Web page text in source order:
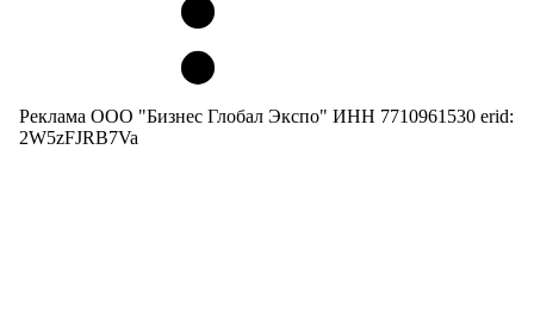
Реклама ООО "Бизнес Глобал Экспо" ИНН 7710961530 erid:
2W5zFJRB7Va